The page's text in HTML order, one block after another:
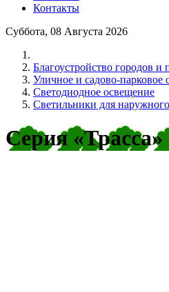
Контакты
Суббота, 08 Августа 2026
Благоустройство городов и
Уличное и садово-парковое
Cветодиодное освещение
Светильники для
Серия «Трасса»